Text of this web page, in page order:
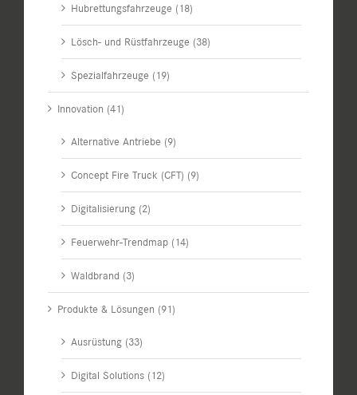
Hubrettungsfahrzeuge (18)
Lösch- und Rüstfahrzeuge (38)
Spezialfahrzeuge (19)
Innovation (41)
Alternative Antriebe (9)
Concept Fire Truck (CFT) (9)
Digitalisierung (2)
Feuerwehr-Trendmap (14)
Waldbrand (3)
Produkte & Lösungen (91)
Ausrüstung (33)
Digital Solutions (12)